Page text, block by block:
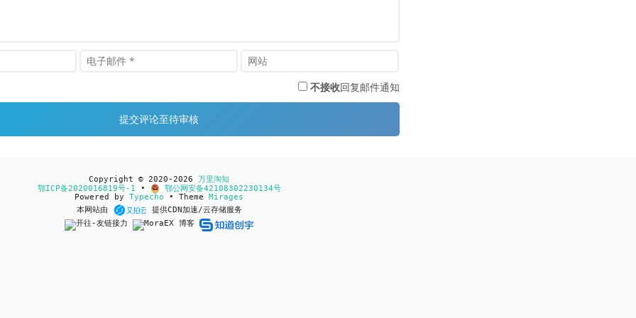
不接收回复邮件通知
Copyright © 2020-2026 万里淘知
鄂ICP备2020016819号-1 •
鄂公网安备42108302230134号
Powered by Typecho • Theme Mirages
本网站由
提供CDN加速/云存储服务